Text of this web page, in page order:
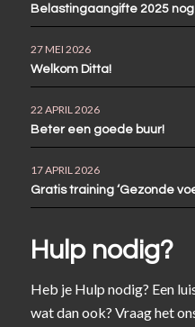
Belastingaangifte 2025
27 MEI 2026
Welkom Ditta!
22 APRIL 2026
Beter een goede buur!
17 APRIL 2026
Gratis training ‘Gezonde
Hulp nodig?
Heb je Hulp nodig? Een
wat dan ook? Vraag het